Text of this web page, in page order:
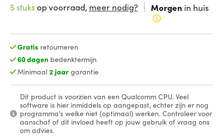
5 stuksop voorraad, meer nodig? Morgen in huis
Gratis retourneren
60 dagenbedenktermijn
Minimaal 2 jaargarantie
Dit product is voorzien van een Qualcomm CPU. Veel
software is hier inmiddels op aangepast, echter zijn er nog
programma's welke niet (optimaal) werken. Controleer voor
aanschaf of dit invloed heeft op jouw gebruik of vraag ons
om advies.